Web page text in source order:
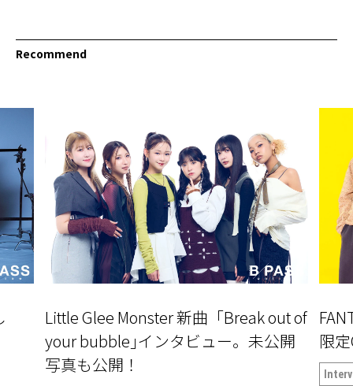
Recommend
Little Glee Monster 新曲「Break out of
your bubble｣インタビュー。未公開
写真も公開！
限